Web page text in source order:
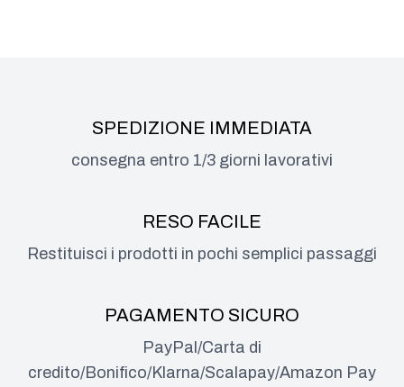
SPEDIZIONE IMMEDIATA
consegna entro 1/3 giorni lavorativi
RESO FACILE
Restituisci i prodotti in pochi semplici passaggi
PAGAMENTO SICURO
PayPal/Carta di
credito/Bonifico/Klarna/Scalapay/Amazon Pay